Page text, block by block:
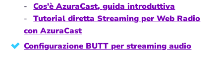
-Cos'è AzuraCast, guida introduttiva
-Tutorial diretta Streaming per Web Radio
con AzuraCast
Configurazione BUTT per streaming audio